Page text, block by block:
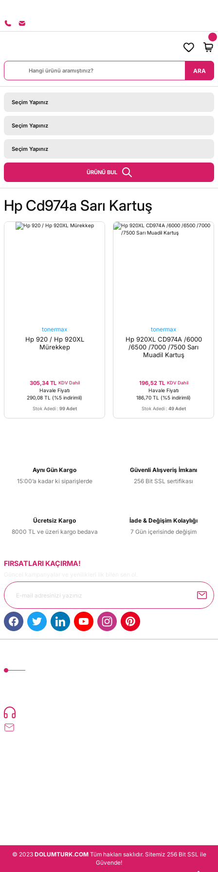
ARA
ÜRÜNÜ BUL
Hp Cd974a Sarı Kartuş
tonermax
Hp 920 / Hp 920XL
Mürekkep
305,34 TL KDV Dahil
Havale Fiyatı
290,08 TL (%5 indirimli)
Stok Adedi : 99 Adet
tonermax
Hp 920XL CD974A /6000
/6500 /7000 /7500 Sarı
Muadil Kartuş
196,52 TL KDV Dahil
Havale Fiyatı
186,70 TL (%5 indirimli)
Stok Adedi : 49 Adet
Aynı Gün Kargo
15:00’a kadar ki siparişlerde
Güvenli Alışveriş İmkanı
256 Bit SSL sertifikası
Ücretsiz Kargo
8000 TL ve üzeri kargo bedava
İade & Değişim Kolaylığı
7 Gün içerisinde değişim
FIRSATLARI KAÇIRMA!
© 2023 DOLUMTURK.COMTüm hakları saklıdır. Sitemiz 256 Bit SSL ile
Güvende!